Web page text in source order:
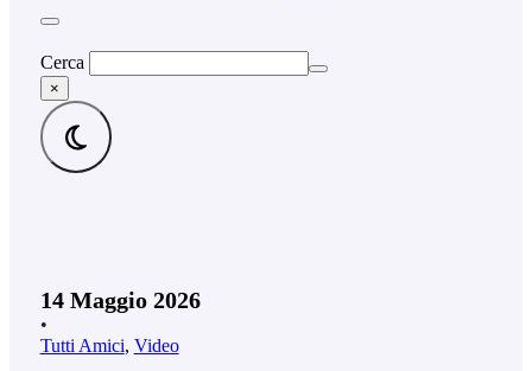
Cerca
×
14 Maggio 2026
•
Tutti Amici, Video